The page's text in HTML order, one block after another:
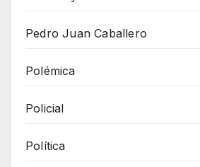
Pedro Juan Caballero
Polémica
Policial
Política